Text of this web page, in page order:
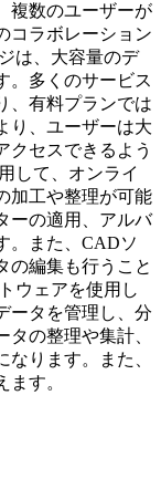
複数のユーザーが
コラボレーション
は、大容量のデ
。多くのサービス
、有料プランでは
り、ユーザーは大
クセスできるよう
して、オンライ
加工や整理が可能
ーの適用、アルバ
。また、CADソ
の編集も行うこと
ウェアを使用し
ータを管理し、分
の整理や集計、
ります。また、
す。